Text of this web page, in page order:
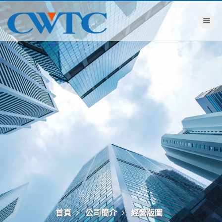
Toggle
首頁 公司簡介 經營版圖